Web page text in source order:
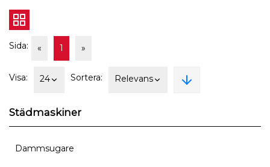
Städmaskiner
Dammsugare
Sida: « 1 »
Visa: 24 Sortera: Relevans